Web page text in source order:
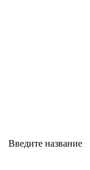
Введите название